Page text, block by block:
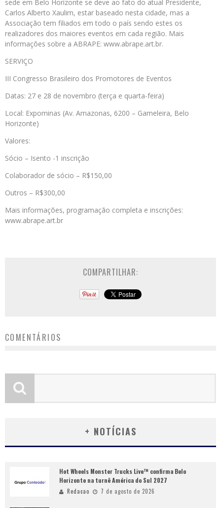
sede em Belo Horizonte se deve ao fato do atual Presidente,
Carlos Alberto Xaulim, estar baseado nesta cidade, mas a
Associação tem filiados em todo o país sendo estes os
realizadores dos maiores eventos em cada região. Mais
informações sobre a ABRAPE: www.abrape.art.br.
SERVIÇO
III Congresso Brasileiro dos Promotores de Eventos
Datas: 27 e 28 de novembro (terça e quarta-feira)
Local: Expominas (Av. Amazonas, 6200 – Gameleira, Belo
Horizonte)
Valores:
Sócio – Isento -1 inscrição
Colaborador de sócio – R$150,00
Outros – R$300,00
Mais informações, programação completa e inscrições:
www.abrape.art.br
COMPARTILHAR:
COMENTÁRIOS
+ NOTÍCIAS
Hot Wheels Monster Trucks Live™ confirma Belo
Horizonte na turnê América do Sul 2027
Redacao 7 de agosto de 2026